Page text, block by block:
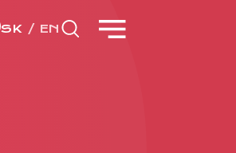
SK EN